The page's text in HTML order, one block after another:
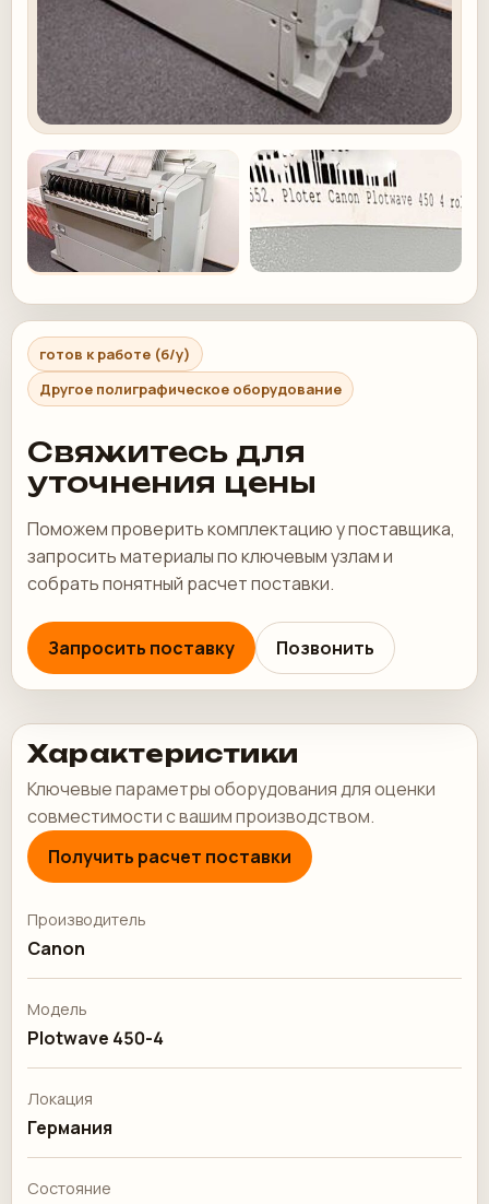
готов к работе (б/у)
Другое полиграфическое оборудование
Свяжитесь для
уточнения цены
Поможем проверить комплектацию у поставщика,
запросить материалы по ключевым узлам и
собрать понятный расчет поставки.
Запросить поставку Позвонить
Характеристики
Ключевые параметры оборудования для оценки
совместимости с вашим производством.
Получить расчет поставки
Производитель
Canon
Модель
Plotwave 450-4
Локация
Германия
Состояние